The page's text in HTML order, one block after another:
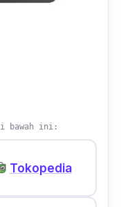
jernih. Tidak
konten
tahan air
bawah ini:
Tokopedia